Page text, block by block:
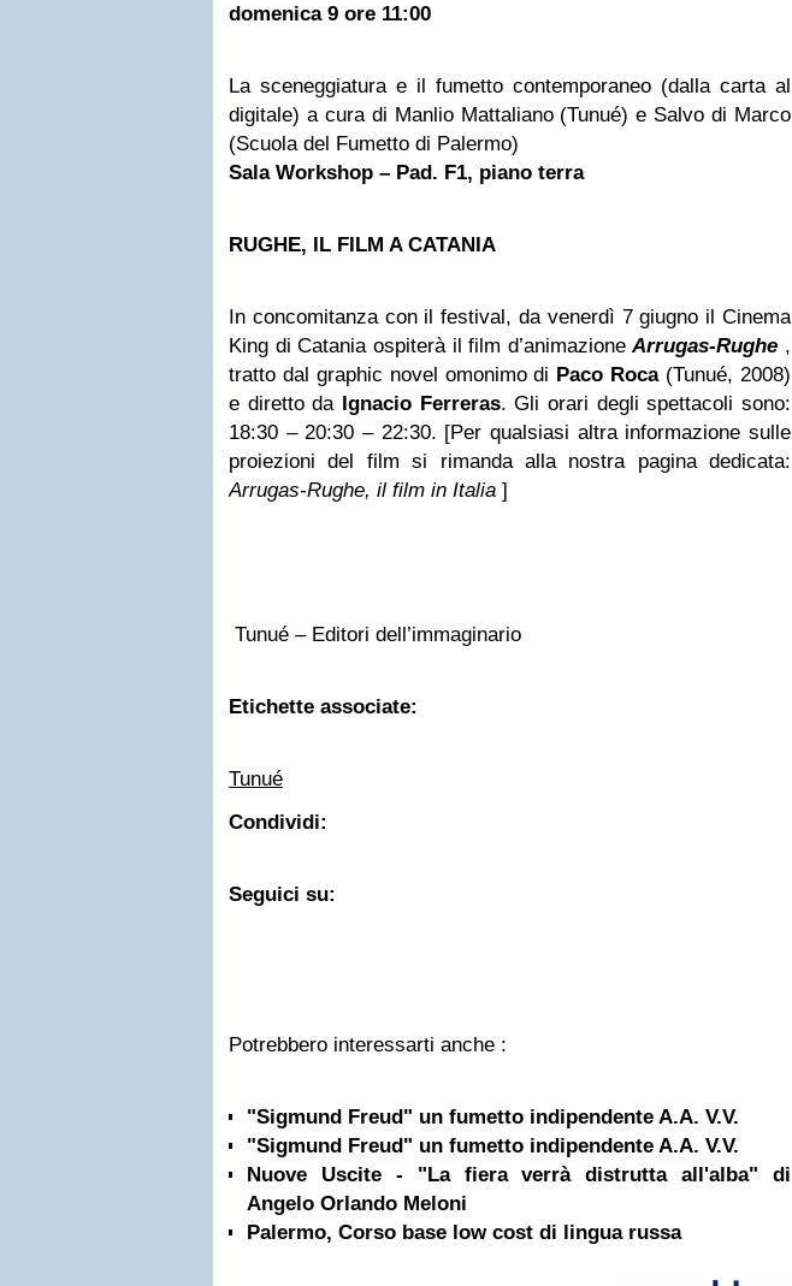
domenica 9 ore 11:00
La sceneggiatura e il fumetto contemporaneo (dalla carta al
digitale) a cura di Manlio Mattaliano (Tunué) e Salvo di Marco
(Scuola del Fumetto di Palermo)
Sala Workshop – Pad. F1, piano terra
RUGHE, IL FILM A CATANIA
In concomitanza con il festival, da venerdì 7 giugno il Cinema
King di Catania ospiterà il film d’animazioneArrugas-Rughe ,
tratto dal graphic novel omonimo di Paco Roca(Tunué, 2008)
e diretto da Ignacio Ferreras. Gli orari degli spettacoli sono:
18:30 – 20:30 – 22:30. [Per qualsiasi altra informazione sulle
proiezioni del film si rimanda alla nostra pagina dedicata:
Arrugas-Rughe, il film in Italia ]
Tunué – Editori dell’immaginario
Etichette associate:
Tunué
Condividi:
Seguici su:
Potrebbero interessarti anche :
"Sigmund Freud" un fumetto indipendente A.A. V.V.
"Sigmund Freud" un fumetto indipendente A.A. V.V.
Nuove Uscite - "La fiera verrà distrutta all'alba" di
Angelo Orlando Meloni
Palermo, Corso base low cost di lingua russa